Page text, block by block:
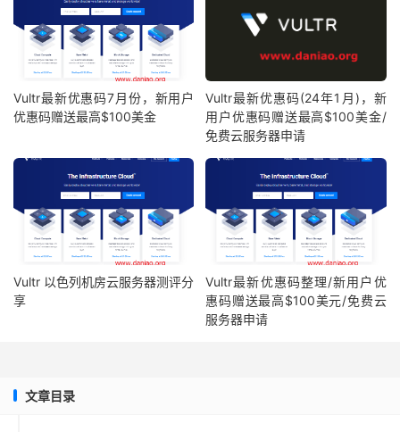
Vultr最新优惠码7月份，新用户
优惠码赠送最高$100美金
Vultr最新优惠码(24年1月)，新
用户优惠码赠送最高$100美金/
免费云服务器申请
Vultr 以色列机房云服务器测评分
享
Vultr最新优惠码整理/新用户优
惠码赠送最高$100美元/免费云
服务器申请
文章目录